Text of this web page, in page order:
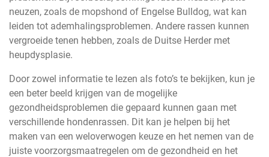
neuzen, zoals de mopshond of Engelse Bulldog, wat kan
leiden tot ademhalingsproblemen. Andere rassen kunnen
vergroeide tenen hebben, zoals de Duitse Herder met
heupdysplasie.
Door zowel informatie te lezen als foto’s te bekijken, kun je
een beter beeld krijgen van de mogelijke
gezondheidsproblemen die gepaard kunnen gaan met
verschillende hondenrassen. Dit kan je helpen bij het
maken van een weloverwogen keuze en het nemen van de
juiste voorzorgsmaatregelen om de gezondheid en het